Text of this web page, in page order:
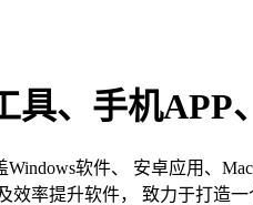
具、手机
软件、 安卓应用、
率提升软件， 致力于打造一